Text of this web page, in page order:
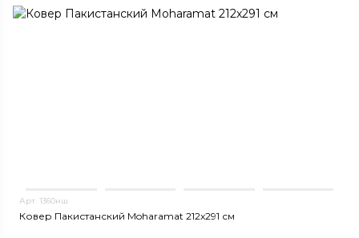
Арт. 1360нш
Ковер Пакистанский Moharamat 212x291 см